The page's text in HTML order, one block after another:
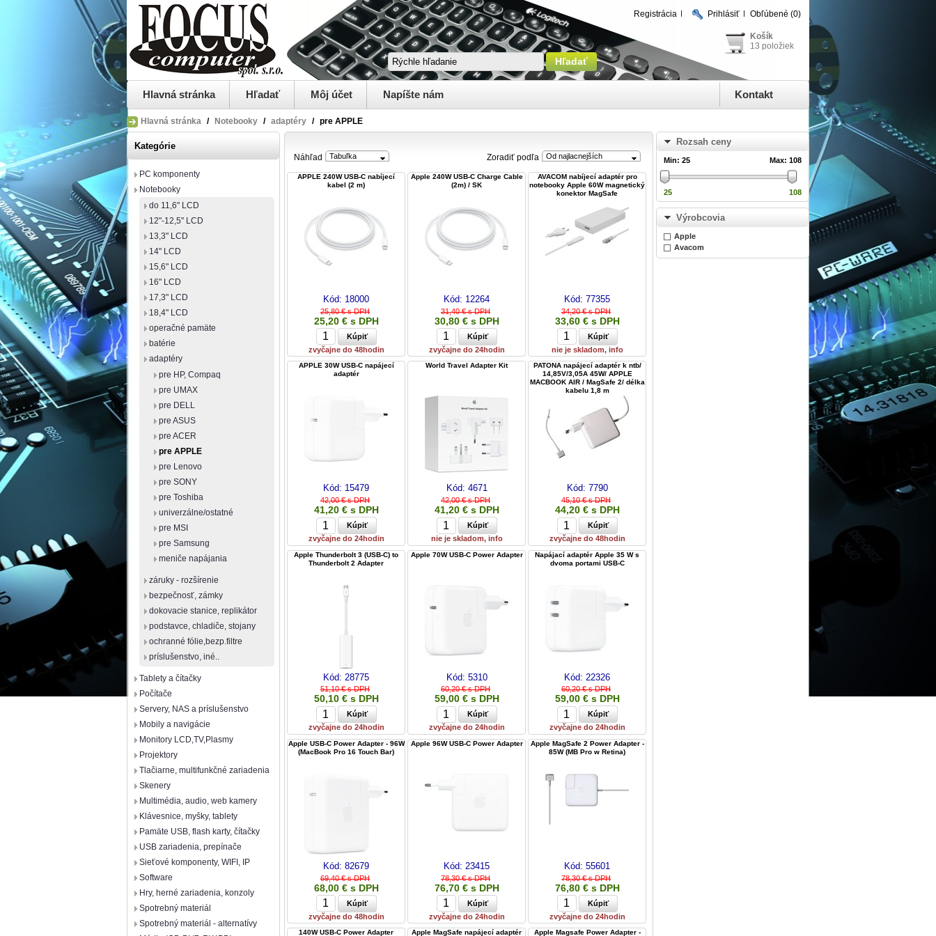
Registrácia Prihlásiť Obľúbené (0)
Košík
13 položiek
Hlavná stránka Hľadať Môj účet Napíšte nám Kontakt
Hlavná stránka / Notebooky / adaptéry / pre APPLE
Kategórie
PC komponenty
Notebooky
do 11,6" LCD
12"-12,5" LCD
13,3" LCD
14" LCD
15,6" LCD
16" LCD
17,3" LCD
18,4" LCD
operačné pamäte
batérie
adaptéry
pre HP, Compaq
pre UMAX
pre DELL
pre ASUS
pre ACER
pre APPLE
pre Lenovo
pre SONY
pre Toshiba
univerzálne/ostatné
pre MSI
pre Samsung
meniče napájania
záruky - rozšírenie
bezpečnosť, zámky
dokovacie stanice, replikátor
podstavce, chladiče, stojany
ochranné fólie,bezp.filtre
príslušenstvo, iné..
Tablety a čítačky
Počítače
Servery, NAS a príslušenstvo
Mobily a navigácie
Monitory LCD,TV,Plasmy
Projektory
Tlačiarne, multifunkčné zariadenia
Skenery
Multimédia, audio, web kamery
Klávesnice, myšky, tablety
Pamäte USB, flash karty, čítačky
USB zariadenia, prepínače
Sieťové komponenty, WIFI, IP
Software
Hry, herné zariadenia, konzoly
Spotrebný materiál
Spotrebný materiál - alternatívy
Náhľad Tabuľka Zoradiť podľa Od najlacnejších
APPLE 240W USB-C nabíjecí
kabel (2 m)
Kód: 18000
25,80 € s DPH
25,20 € s DPH
zvyčajne do 48hodin
Apple 240W USB-C Charge Cable
(2m) / SK
Kód: 12264
31,40 € s DPH
30,80 € s DPH
zvyčajne do 24hodin
AVACOM nabíjecí adaptér pro
notebooky Apple 60W magnetický
konektor MagSafe
Kód: 77355
34,20 € s DPH
33,60 € s DPH
nie je skladom, info
APPLE 30W USB-C napájecí
adaptér
Kód: 15479
42,00 € s DPH
41,20 € s DPH
zvyčajne do 24hodin
World Travel Adapter Kit
Kód: 4671
42,00 € s DPH
41,20 € s DPH
nie je skladom, info
PATONA napájecí adaptér k ntb/
14,85V/3,05A 45W/ APPLE
MACBOOK AIR / MagSafe 2/ délka
kabelu 1,8 m
Kód: 7790
45,10 € s DPH
44,20 € s DPH
zvyčajne do 48hodin
Apple Thunderbolt 3 (USB-C) to
Thunderbolt 2 Adapter
Kód: 28775
51,10 € s DPH
50,10 € s DPH
zvyčajne do 24hodin
Apple 70W USB-C Power Adapter
Kód: 5310
60,20 € s DPH
59,00 € s DPH
zvyčajne do 24hodin
Napájací adaptér Apple 35 W s
dvoma portami USB-C
Kód: 22326
60,20 € s DPH
59,00 € s DPH
zvyčajne do 24hodin
Apple USB-C Power Adapter - 96W
(MacBook Pro 16 Touch Bar)
Kód: 82679
69,40 € s DPH
68,00 € s DPH
zvyčajne do 48hodin
Apple 96W USB-C Power Adapter
Kód: 23415
78,30 € s DPH
76,70 € s DPH
zvyčajne do 24hodin
Apple MagSafe 2 Power Adapter -
85W (MB Pro w Retina)
Kód: 55601
78,30 € s DPH
76,80 € s DPH
zvyčajne do 24hodin
140W USB-C Power Adapter Apple MagSafe napájecí adaptér Apple Magsafe Power Adapter -
Rozsah ceny
Min: 25 Max: 108
25 108
Výrobcovia
Apple
Avacom